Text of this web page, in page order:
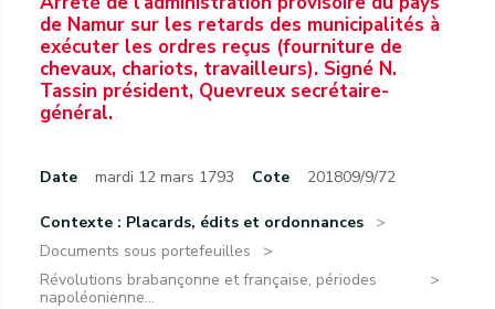
de Namur sur les retards des municipalités à
exécuter les ordres reçus (fourniture de
chevaux, chariots, travailleurs). Signé N.
Tassin président, Quevreux secrétaire-
général.
Date mardi 12 mars 1793 Cote 201809/9/72
Contexte : Placards, édits et ordonnances
Documents sous portefeuilles
Révolutions brabançonne et française, périodes
napoléonienne...